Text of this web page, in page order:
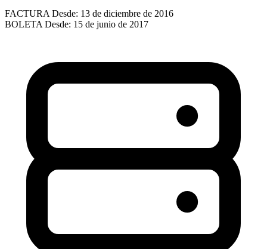
FACTURA Desde: 13 de diciembre de 2016
BOLETA Desde: 15 de junio de 2017